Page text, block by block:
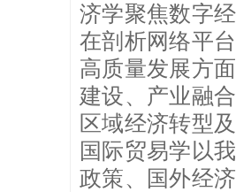
济学聚焦数字
在剖析网络平
高质量发展方
建设、产业融
区域经济转型
国际贸易学以
政策、国外经